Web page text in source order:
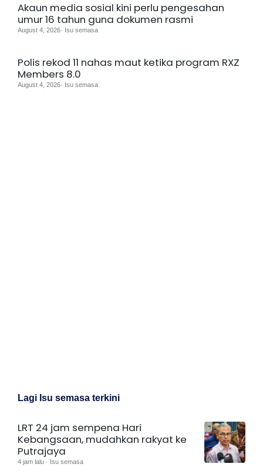
Akaun media sosial kini perlu pengesahan
umur 16 tahun guna dokumen rasmi
August 4, 2026· Isu semasa
Polis rekod 11 nahas maut ketika program RXZ
Members 8.0
August 4, 2026· Isu semasa
Lagi Isu semasa terkini
LRT 24 jam sempena Hari
Kebangsaan, mudahkan rakyat ke
Putrajaya
4 jam lalu · Isu semasa